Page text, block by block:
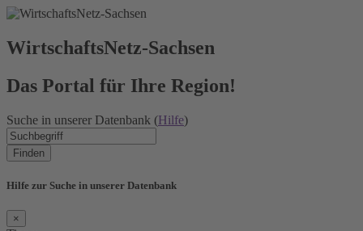
WirtschaftsNetz-Sachsen
Das Portal für Ihre Region!
Suche in unserer Datenbank (Hilfe)
Finden
Hilfe zur Suche in unserer Datenbank
×